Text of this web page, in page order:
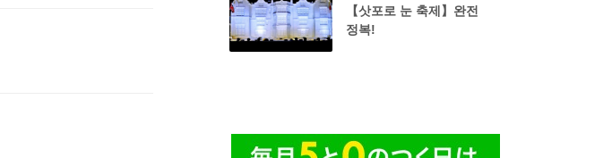
【삿포로 눈 축제】완전
정복!